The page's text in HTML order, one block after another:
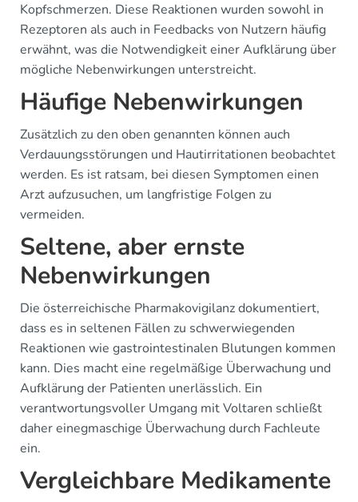
Kopfschmerzen. Diese Reaktionen wurden sowohl in
Rezeptoren als auch in Feedbacks von Nutzern häufig
erwähnt, was die Notwendigkeit einer Aufklärung über
mögliche Nebenwirkungen unterstreicht.
Häufige Nebenwirkungen
Zusätzlich zu den oben genannten können auch
Verdauungsstörungen und Hautirritationen beobachtet
werden. Es ist ratsam, bei diesen Symptomen einen
Arzt aufzusuchen, um langfristige Folgen zu
vermeiden.
Seltene, aber ernste
Nebenwirkungen
Die österreichische Pharmakovigilanz dokumentiert,
dass es in seltenen Fällen zu schwerwiegenden
Reaktionen wie gastrointestinalen Blutungen kommen
kann. Dies macht eine regelmäßige Überwachung und
Aufklärung der Patienten unerlässlich. Ein
verantwortungsvoller Umgang mit Voltaren schließt
daher einegmaschige Überwachung durch Fachleute
ein.
Vergleichbare Medikamente